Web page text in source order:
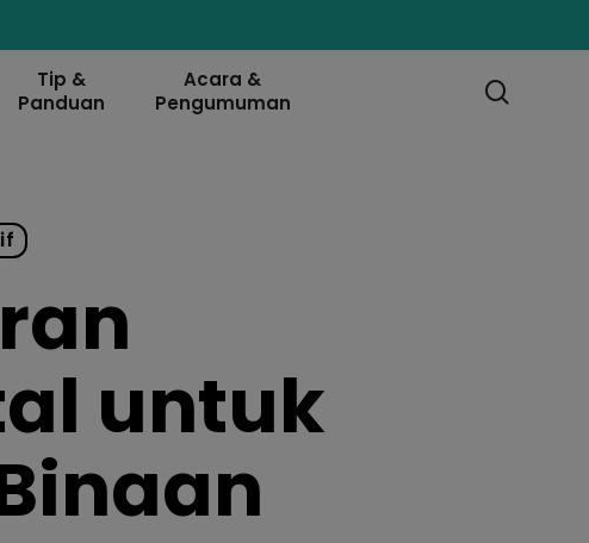
Tip &
Panduan
Acara &
Pengumuman
untuk